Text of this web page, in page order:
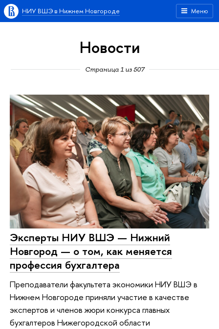
Меню
НИУ ВШЭ в Нижнем Новгороде
Новости
Страница 1 из 507
Эксперты НИУ ВШЭ — Нижний
Новгород — о том, как меняется
профессия бухгалтера
Преподаватели факультета экономики НИУ ВШЭ в
Нижнем Новгороде приняли участие в качестве
экспертов и членов жюри конкурса главных
бухгалтеров Нижегородской области